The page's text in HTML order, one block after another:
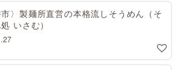
市〉製麺所直営の本格流しそうめん（そ
いさむ）